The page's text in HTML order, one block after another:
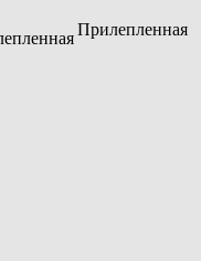
Прилепленная